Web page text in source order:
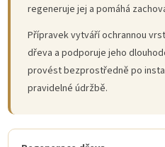
regeneruje jej a pomáhá
Přípravek vytváří ochrannou
dřeva a podporuje jeho
provést bezprostředně po
pravidelné údržbě.